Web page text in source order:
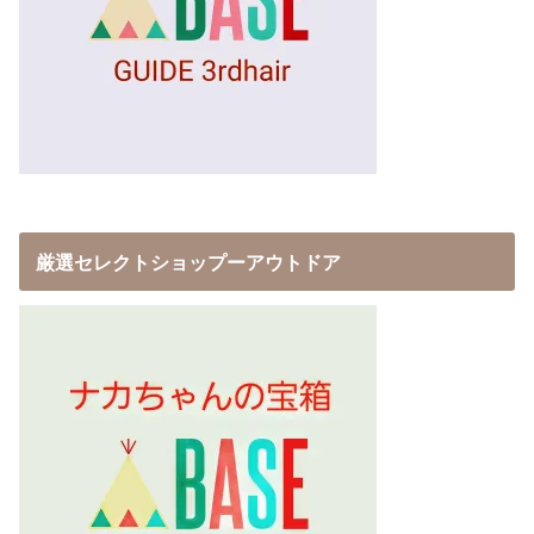
厳選セレクトショップーアウトドア